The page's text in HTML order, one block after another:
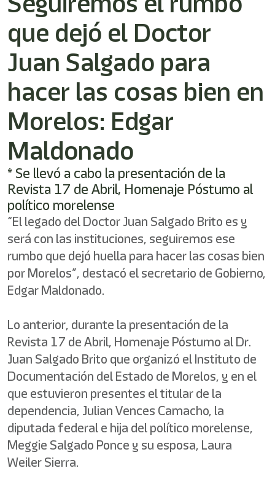
Este
directo
activa
lector
pantalla
para
ayudarle
navegar
interactuar
con
contenido.
que dejó el Doctor
Juan Salgado para
hacer las cosas bien en
Morelos: Edgar
Maldonado
* Se llevó a cabo la presentación de la
Revista 17 de Abril, Homenaje Póstumo al
político morelense
“El legado del Doctor Juan Salgado Brito es y
será con las instituciones, seguiremos ese
rumbo que dejó huella para hacer las cosas bien
por Morelos”, destacó el secretario de Gobierno,
Edgar Maldonado.
Lo anterior, durante la presentación de la
Revista 17 de Abril, Homenaje Póstumo al Dr.
Juan Salgado Brito que organizó el Instituto de
Documentación del Estado de Morelos, y en el
que estuvieron presentes el titular de la
dependencia, Julian Vences Camacho, la
diputada federal e hija del político morelense,
Meggie Salgado Ponce y su esposa, Laura
Weiler Sierra.